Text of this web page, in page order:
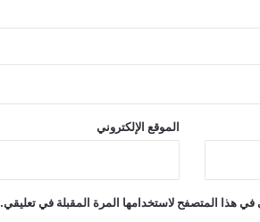
الموقع الإلكتروني
هذا المتصفح لاستخدامها المرة المقبلة في تعليقي.